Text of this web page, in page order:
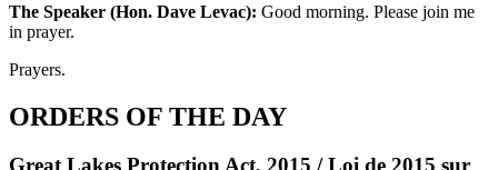
The Speaker (Hon. Dave Levac): Good morning. Please join me
in prayer.
Prayers.
ORDERS OF THE DAY